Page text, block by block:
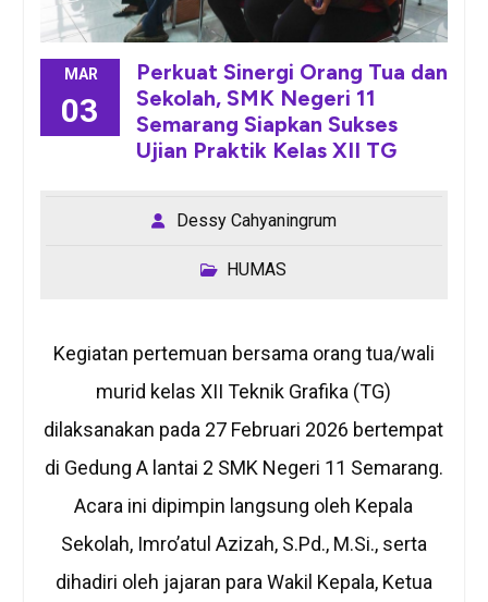
MAR
03
Perkuat Sinergi Orang Tua dan
Sekolah, SMK Negeri 11
Semarang Siapkan Sukses
Ujian Praktik Kelas XII TG
Dessy Cahyaningrum
HUMAS
Kegiatan pertemuan bersama orang tua/wali
murid kelas XII Teknik Grafika (TG)
dilaksanakan pada 27 Februari 2026 bertempat
di Gedung A lantai 2 SMK Negeri 11 Semarang.
Acara ini dipimpin langsung oleh Kepala
Sekolah, Imro’atul Azizah, S.Pd., M.Si., serta
dihadiri oleh jajaran para Wakil Kepala, Ketua